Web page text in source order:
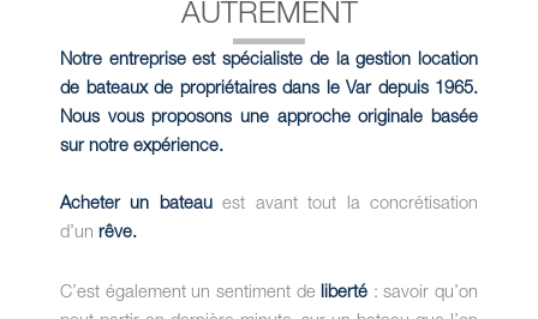
AUTREMENT
Notre entreprise est spécialiste de la gestion location
de bateaux de propriétaires dans le Var depuis 1965.
Nous vous proposons une approche originale basée
sur notre expérience.
Acheter un bateauest avant tout la concrétisation
d’un rêve.
C’est également un sentiment de liberté : savoir qu’on